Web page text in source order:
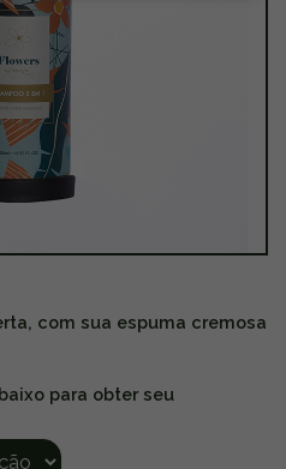
com sua espuma cremosa
para obter seu